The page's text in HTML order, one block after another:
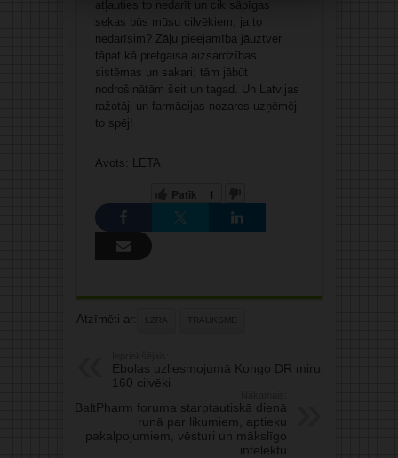
atļauties to nedarīt un cik sāpīgas
sekas būs mūsu cilvēkiem, ja to
nedarīsim? Zāļu pieejamība jāuztver
tāpat kā pretgaisa aizsardzības
sistēmas un sakari: tām jābūt
nodrošinātām šeit un tagad. Un Latvijas
ražotāji un farmācijas nozares uzņēmēji
to spēj!
Avots: LETA
Patīk 1
Atzīmēti ar: LZRA TRAUKSME
Ebolas uzliesmojumā Kongo DR miruši
160 cilvēki
BaltPharm foruma starptautiskā dienā
runā par likumiem, aptieku
pakalpojumiem, vēsturi un mākslīgo
intelektu